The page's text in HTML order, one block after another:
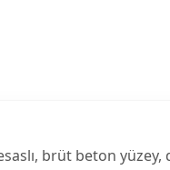
brüt beton yüzey,